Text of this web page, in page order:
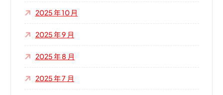
2025 年 10 月
2025 年 9 月
2025 年 8 月
2025 年 7 月